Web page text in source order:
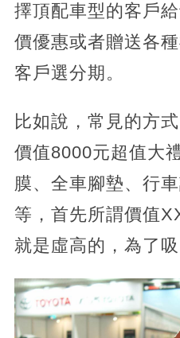
擇頂配車型的客戶
價優惠或者贈送各
客戶選分期。
比如說，常見的方
價值8000元超值大
膜、全車腳墊、行
等，首先所謂價值
就是虛高的，為了吸